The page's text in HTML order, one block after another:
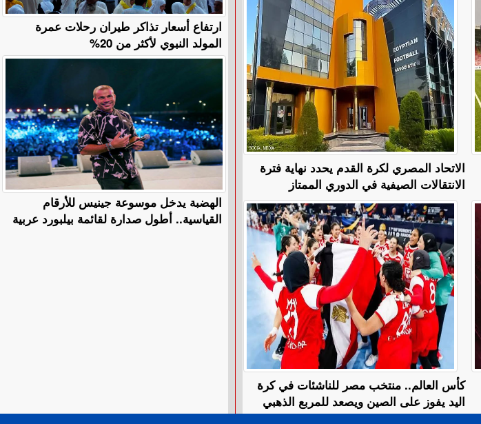
الاتحاد المصري لكرة القدم يحدد نهاية فترة
الانتقالات الصيفية في الدوري الممتاز
كأس العالم.. منتخب مصر للناشئات في كرة
اليد يفوز على الصين ويصعد للمربع الذهبي
ارتفاع أسعار تذاكر طيران رحلات عمرة
المولد النبوي لأكثر من 20%
الهضبة يدخل موسوعة جينيس للأرقام
القياسية.. أطول صدارة لقائمة بيلبورد عربية